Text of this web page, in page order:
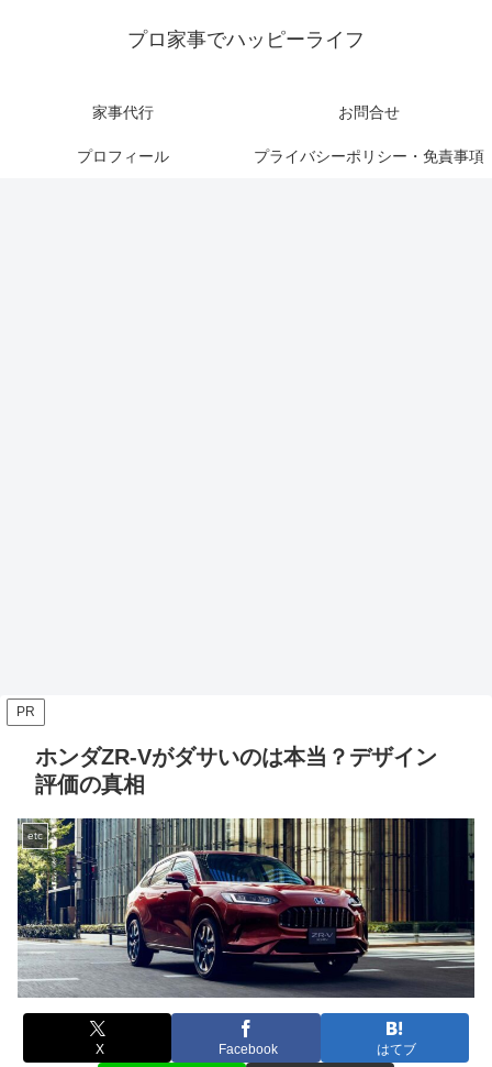
プロ家事でハッピーライフ
家事代行 お問合せ
プロフィール プライバシーポリシー・免責事項
PR
ホンダZR-Vがダサいのは本当？デザイン
評価の真相
etc
X Facebook はてブ